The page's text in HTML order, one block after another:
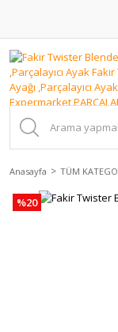
Anasayfa TÜM
%20